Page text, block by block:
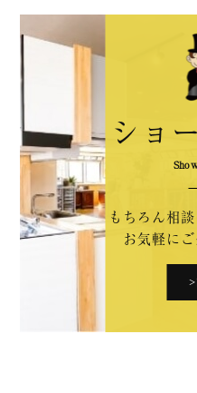
ショ
もちろん相
お気軽に
>